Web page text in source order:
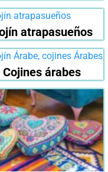
atrapasueños
Cojines árabes